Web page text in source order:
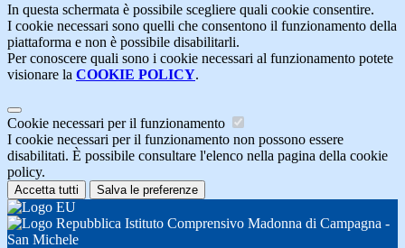
In questa schermata è possibile scegliere quali cookie consentire.
I cookie necessari sono quelli che consentono il funzionamento della
piattaforma e non è possibile disabilitarli.
Per conoscere quali sono i cookie necessari al funzionamento potete
visionare la COOKIE POLICY.
Cookie necessari per il funzionamento
I cookie necessari per il funzionamento non possono essere
disabilitati. È possibile consultare l'elenco nella pagina della cookie
policy.
Accetta tutti Salva le preferenze
Istituto Comprensivo Madonna di Campagna -
San Michele